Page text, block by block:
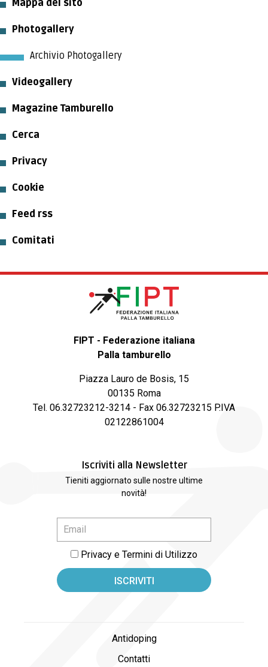
Mappa del sito
Photogallery
Archivio Photogallery
Videogallery
Magazine Tamburello
Cerca
Privacy
Cookie
Feed rss
Comitati
FIPT - Federazione italiana
Palla tamburello
Piazza Lauro de Bosis, 15
00135 Roma
Tel. 06.32723212-3214 - Fax 06.32723215 P.IVA
02122861004
Iscriviti alla Newsletter
Tieniti aggiornato sulle nostre ultime
novità!
Privacy e Termini di Utilizzo
Antidoping
Contatti